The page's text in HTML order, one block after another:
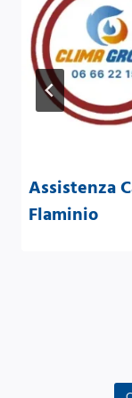
Assistenza
Flaminio